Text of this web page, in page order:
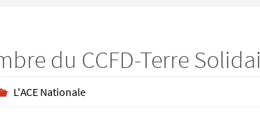
du CCFD-Terre
L'ACE Nationale